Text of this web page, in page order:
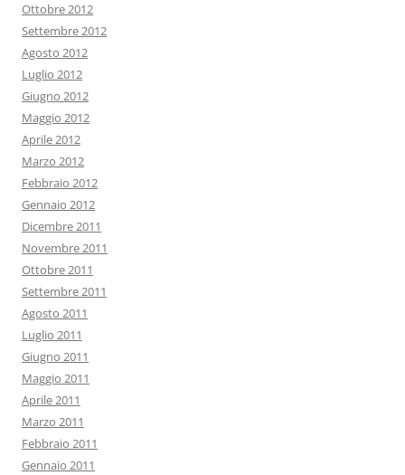
Ottobre 2012
Settembre 2012
Agosto 2012
Luglio 2012
Giugno 2012
Maggio 2012
Aprile 2012
Marzo 2012
Febbraio 2012
Gennaio 2012
Dicembre 2011
Novembre 2011
Ottobre 2011
Settembre 2011
Agosto 2011
Luglio 2011
Giugno 2011
Maggio 2011
Aprile 2011
Marzo 2011
Febbraio 2011
Gennaio 2011